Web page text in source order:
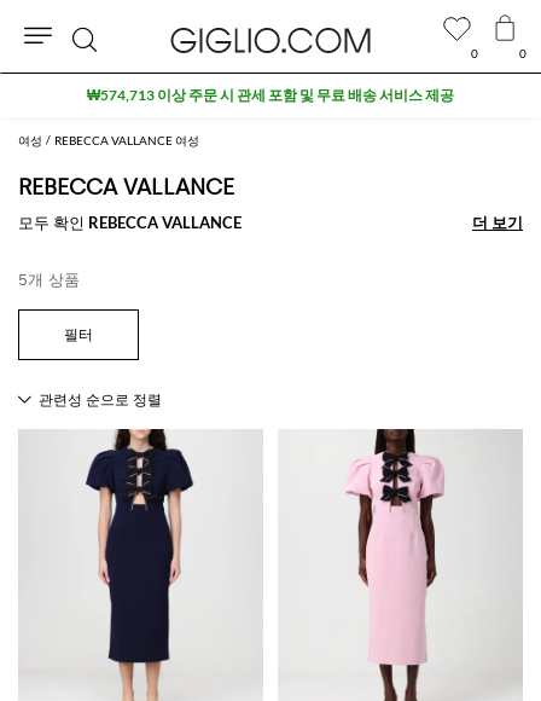
여성 REBECCA VALLANCE 여성
REBECCA VALLANCE
모두 확인 REBECCA VALLANCE 더 보기
더 보기
5개 상품
0 0
검
색
₩574,713 이상 주문 시 관세 포함 및 무료 배송 서비스 제공